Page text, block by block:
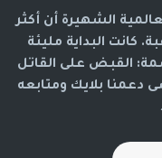
الشهيرة أن أكثر
كانت البداية مليئة
القبض على القاتل
دعمنا بلايك ومتابعه